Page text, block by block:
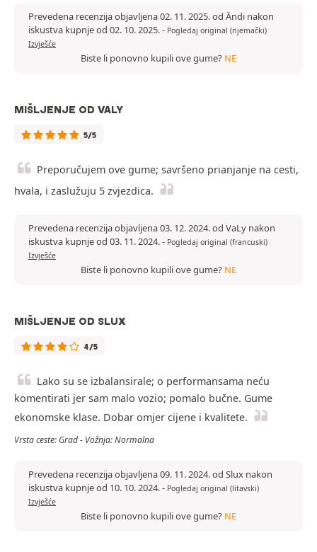
Prevedena recenzija objavljena 02. 11. 2025. od Ändi nakon
iskustva kupnje od 02. 10. 2025.- Pogledaj original (njemački)
Izvješće
Biste li ponovno kupili ove gume? NE
MIŠLJENJE OD VALY
5/5
Preporučujem ove gume; savršeno prianjanje na cesti,
hvala, i zaslužuju 5 zvjezdica.
Prevedena recenzija objavljena 03. 12. 2024. od VaLy nakon
iskustva kupnje od 03. 11. 2024.- Pogledaj original (francuski)
Izvješće
Biste li ponovno kupili ove gume? NE
MIŠLJENJE OD SLUX
4/5
Lako su se izbalansirale; o performansama neću
komentirati jer sam malo vozio; pomalo bučne. Gume
ekonomske klase. Dobar omjer cijene i kvalitete.
Vrsta ceste: Grad - Vožnja: Normalna
Prevedena recenzija objavljena 09. 11. 2024. od Slux nakon
iskustva kupnje od 10. 10. 2024.- Pogledaj original (litavski)
Izvješće
Biste li ponovno kupili ove gume? NE